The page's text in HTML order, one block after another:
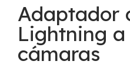
Adaptador
Lightning a
cámaras